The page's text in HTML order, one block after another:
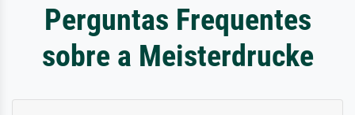
Perguntas Frequentes
sobre a Meisterdrucke